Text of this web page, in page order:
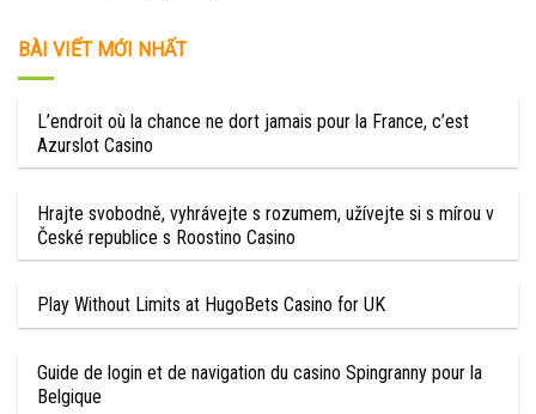
BÀI VIẾT MỚI NHẤT
L’endroit où la chance ne dort jamais pour la France, c’est
Azurslot Casino
Hrajte svobodně, vyhrávejte s rozumem, užívejte si s mírou v
České republice s Roostino Casino
Play Without Limits at HugoBets Casino for UK
Guide de login et de navigation du casino Spingranny pour la
Belgique